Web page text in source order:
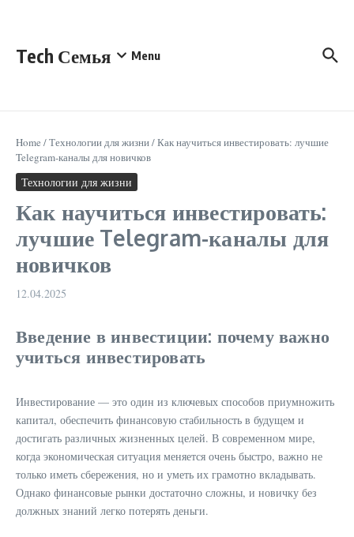
Tech Семья Menu
Home /Технологии для жизни/Как научиться инвестировать: лучшие
Telegram-каналы для новичков
Технологии для жизни
Как научиться инвестировать:
лучшие Telegram-каналы для
новичков
12.04.2025
Введение в инвестиции: почему важно
учиться инвестировать
Инвестирование — это один из ключевых способов приумножить
капитал, обеспечить финансовую стабильность в будущем и
достигать различных жизненных целей. В современном мире,
когда экономическая ситуация меняется очень быстро, важно не
только иметь сбережения, но и уметь их грамотно вкладывать.
Однако финансовые рынки достаточно сложны, и новичку без
должных знаний легко потерять деньги.